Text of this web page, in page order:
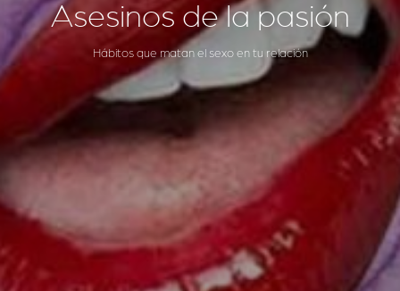
Asesinos de la pasión
Hábitos que matan el sexo en tu relación